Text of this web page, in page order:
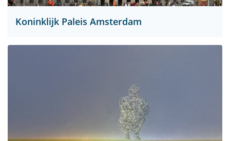
Koninklijk Paleis Amsterdam